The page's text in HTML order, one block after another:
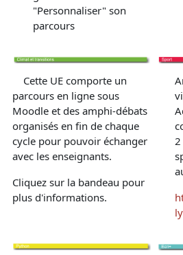
"Personnaliser" son
parcours
Cette UE comporte un
parcours en ligne sous
Moodle et des amphi-débats
organisés en fin de chaque
cycle pour pouvoir échanger
avec les enseignants.
Cliquez sur la bandeau pour
plus d'informations.
2